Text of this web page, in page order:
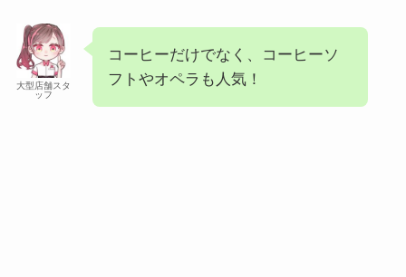
大型店舗スタ
ッフ
コーヒーだけでなく、コーヒーソ
フトやオペラも人気！